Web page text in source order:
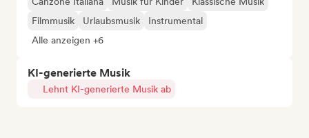
Filmmusik
Urlaubsmusik
Instrumental
Alle anzeigen +6
KI-generierte Musik
Lehnt KI-generierte Musik ab